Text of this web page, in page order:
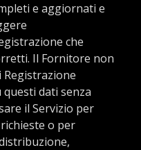
e aggiornati e
che
Il Fornitore non
dati senza
il Servizio per
o per